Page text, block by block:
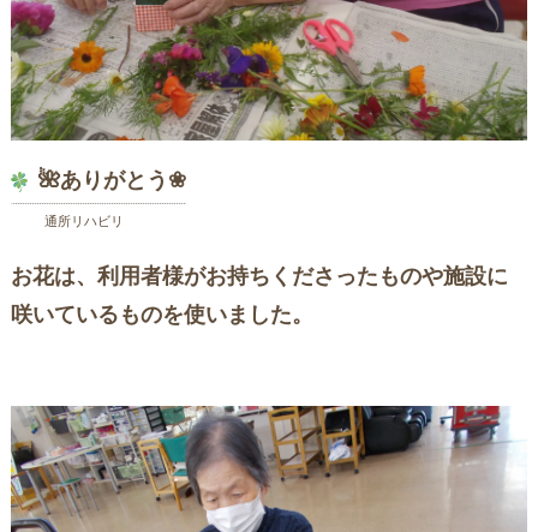
🌺ありがとう❀
通所リハビリ
お花は、利用者様がお持ちくださったものや施設に
咲いているものを使いました。